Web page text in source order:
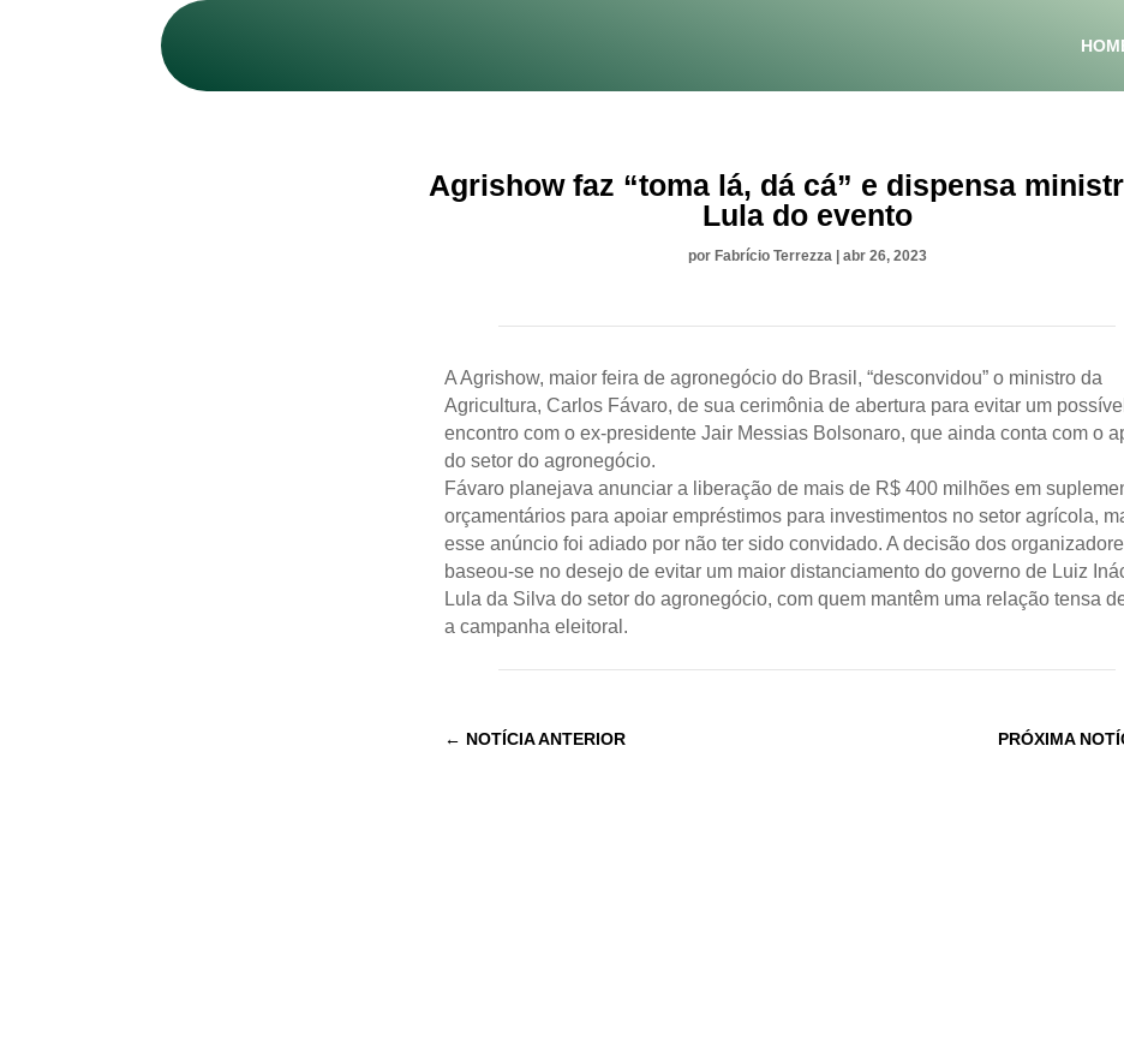
Agrishow faz “toma lá, dá cá” e dispensa
Lula do evento
por Fabrício Terrezza | abr 26, 2023
A Agrishow, maior feira de agronegócio do Brasil, “desconvidou” o ministro da
Agricultura, Carlos Fávaro, de sua cerimônia de abertura para evitar um possível
encontro com o ex-presidente Jair Messias Bolsonaro, que ainda conta com o
do setor do agronegócio.
Fávaro planejava anunciar a liberação de mais de R$ 400 milhões em
orçamentários para apoiar empréstimos para investimentos no setor agrícola,
esse anúncio foi adiado por não ter sido convidado. A decisão dos
baseou-se no desejo de evitar um maior distanciamento do governo de Luiz
Lula da Silva do setor do agronegócio, com quem mantêm uma relação tensa
a campanha eleitoral.
← NOTÍCIA ANTERIOR PRÓXIMA